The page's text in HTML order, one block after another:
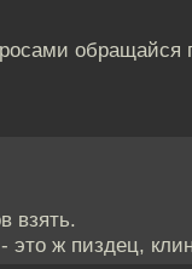
обращайся
взять.
это ж пиздец,